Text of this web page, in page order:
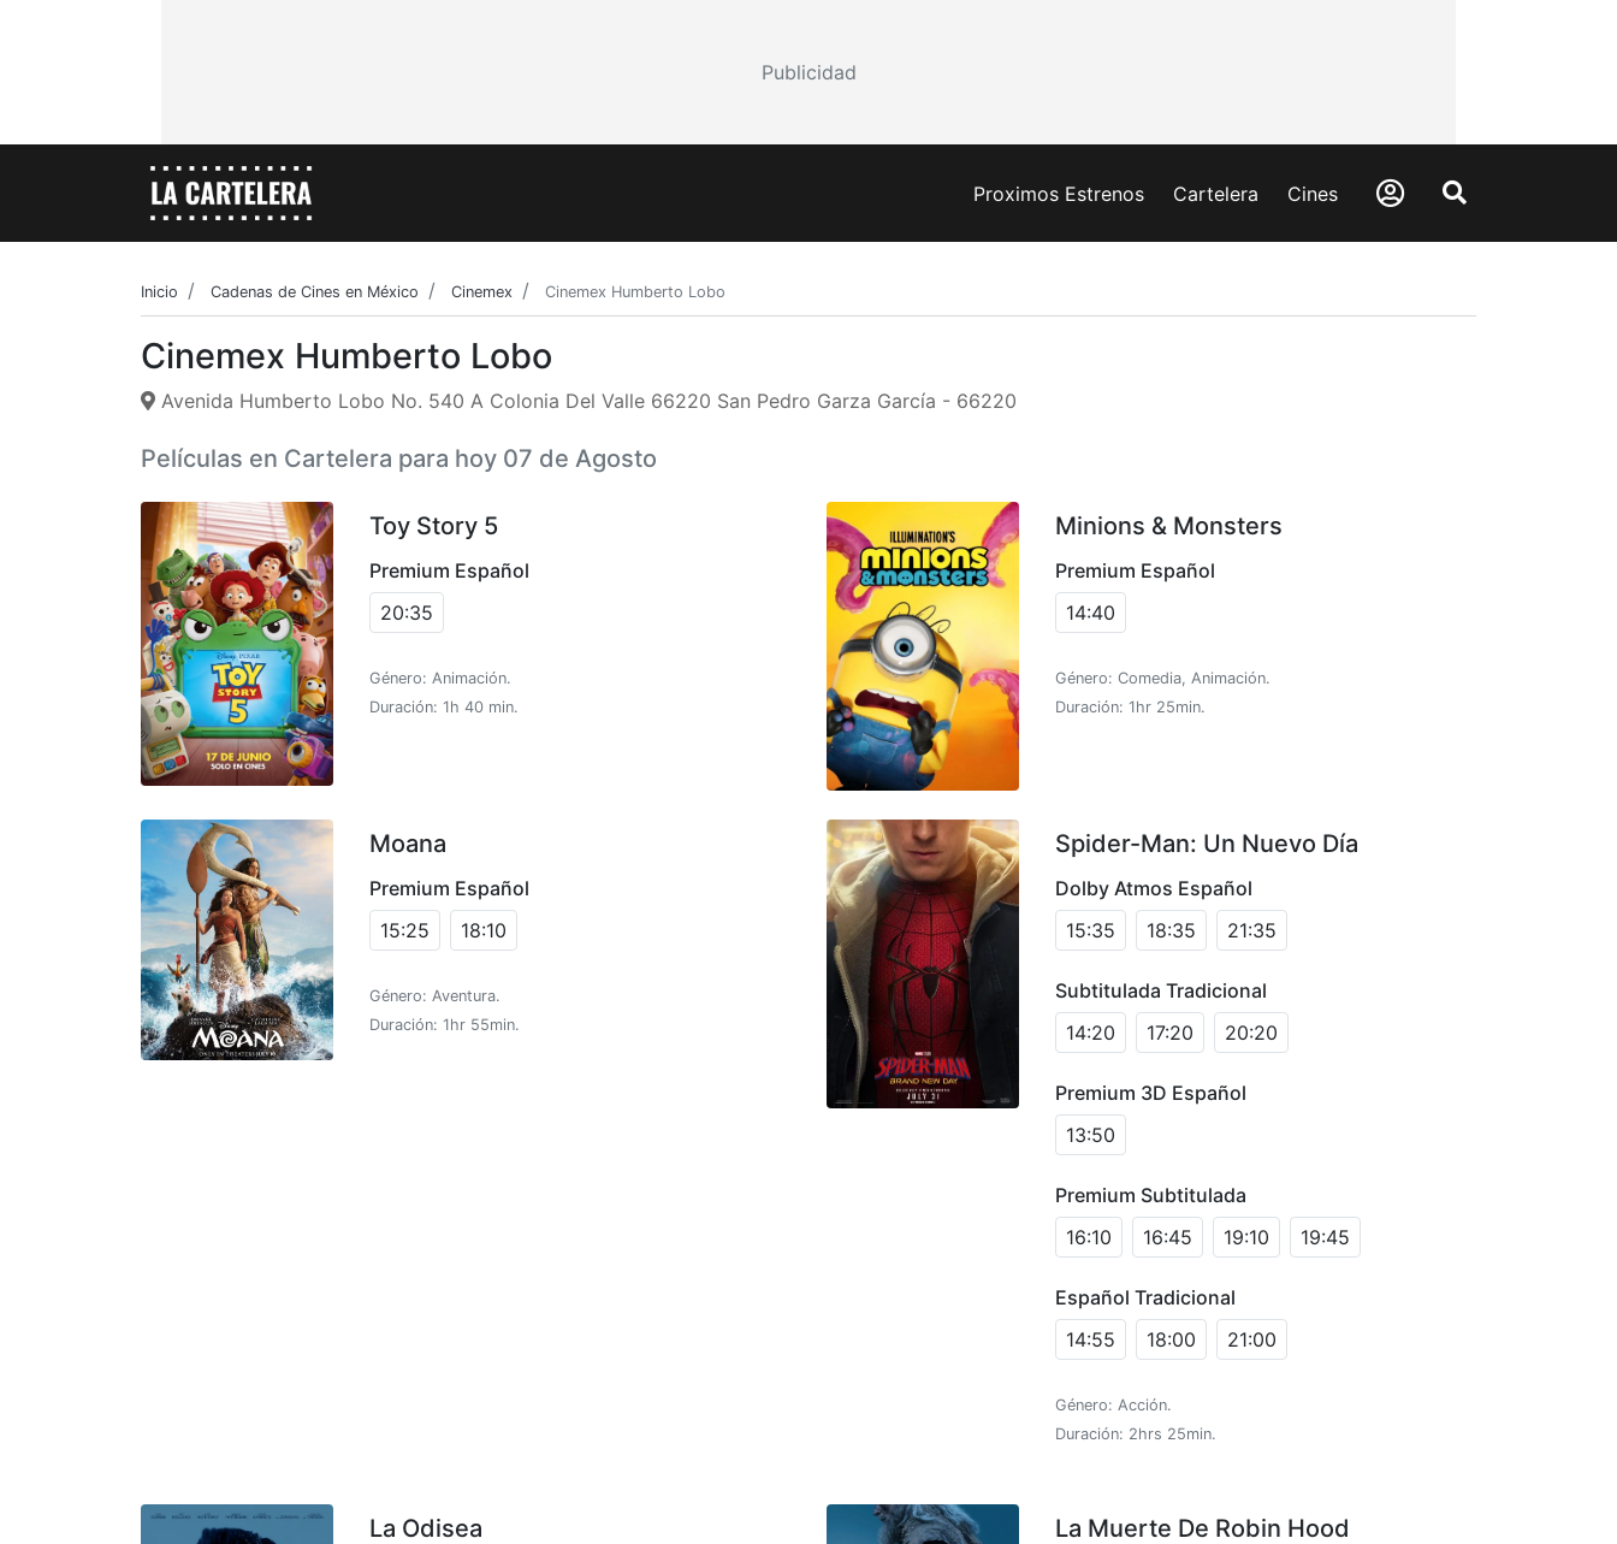
Publicidad
Proximos Estrenos Cartelera Cines
Inicio Cadenas de Cines en México Cinemex Cinemex Humberto Lobo
Cinemex Humberto Lobo
Avenida Humberto Lobo No. 540 A Colonia Del Valle 66220 San Pedro Garza García - 66220
Películas en Cartelera para hoy 07 de Agosto
Toy Story 5
Premium Español
20:35
Género: Animación.
Duración: 1h 40 min.
Minions & Monsters
Premium Español
14:40
Género: Comedia, Animación.
Duración: 1hr 25min.
Moana
Premium Español
15:25
18:10
Género: Aventura.
Duración: 1hr 55min.
Spider-Man: Un Nuevo Día
Dolby Atmos Español
15:35
18:35 21:35
Subtitulada Tradicional
14:20
17:20 20:20
Premium 3D Español
13:50
Premium Subtitulada
16:10
16:45 19:10 19:45
Español Tradicional
14:55
18:00 21:00
Género: Acción.
Duración: 2hrs 25min.
La Odisea La Muerte De Robin Hood